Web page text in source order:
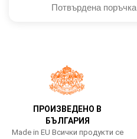
Потвърдена поръчка
ПРОИЗВЕДЕНО В
БЪЛГАРИЯ
Made in EU Всички продукти се